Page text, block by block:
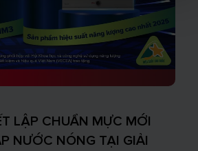
LẬP CHUẨN MỰC MỚI
NƯỚC NÓNG TẠI GIẢI